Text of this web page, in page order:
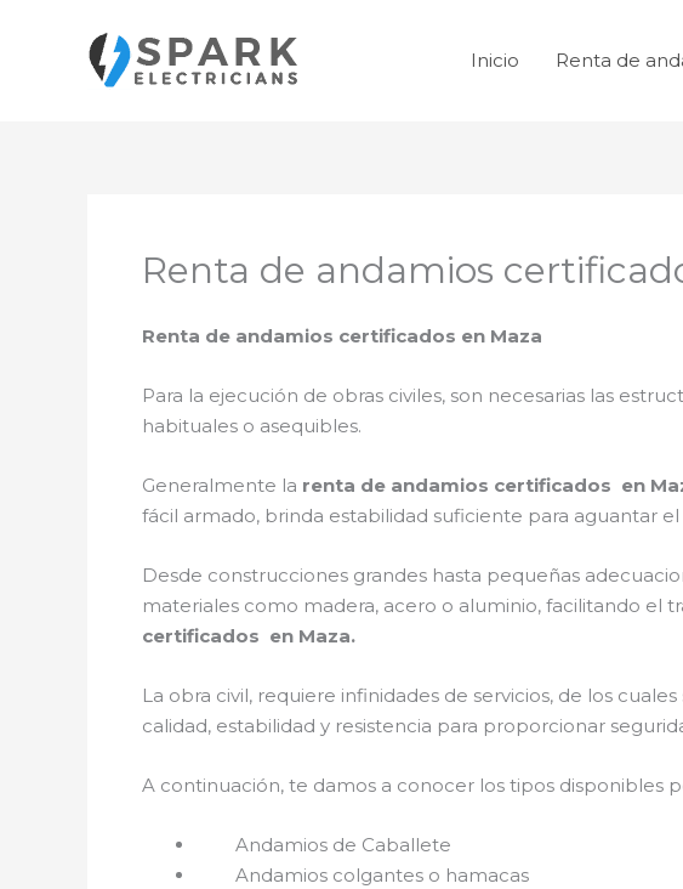
contenido
Inicio Renta de
Renta de andamios
Renta de andamios certificados en Maza
Para la ejecución de obras civiles, son necesarias las
habituales o asequibles.
Generalmente la renta de andamios certificados en
fácil armado, brinda estabilidad suficiente para aguantar
Desde construcciones grandes hasta pequeñas
materiales como madera, acero o aluminio, facilitando el
certificados en Maza.
La obra civil, requiere infinidades de servicios, de los
calidad, estabilidad y resistencia para proporcionar
A continuación, te damos a conocer los tipos disponibles
Andamios de Caballete
Andamios colgantes o hamacas